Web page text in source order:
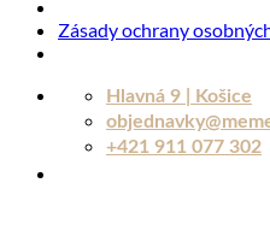
Zásady ochrany
Skip
Hlavná 9 | Košice
+421 911 077 302